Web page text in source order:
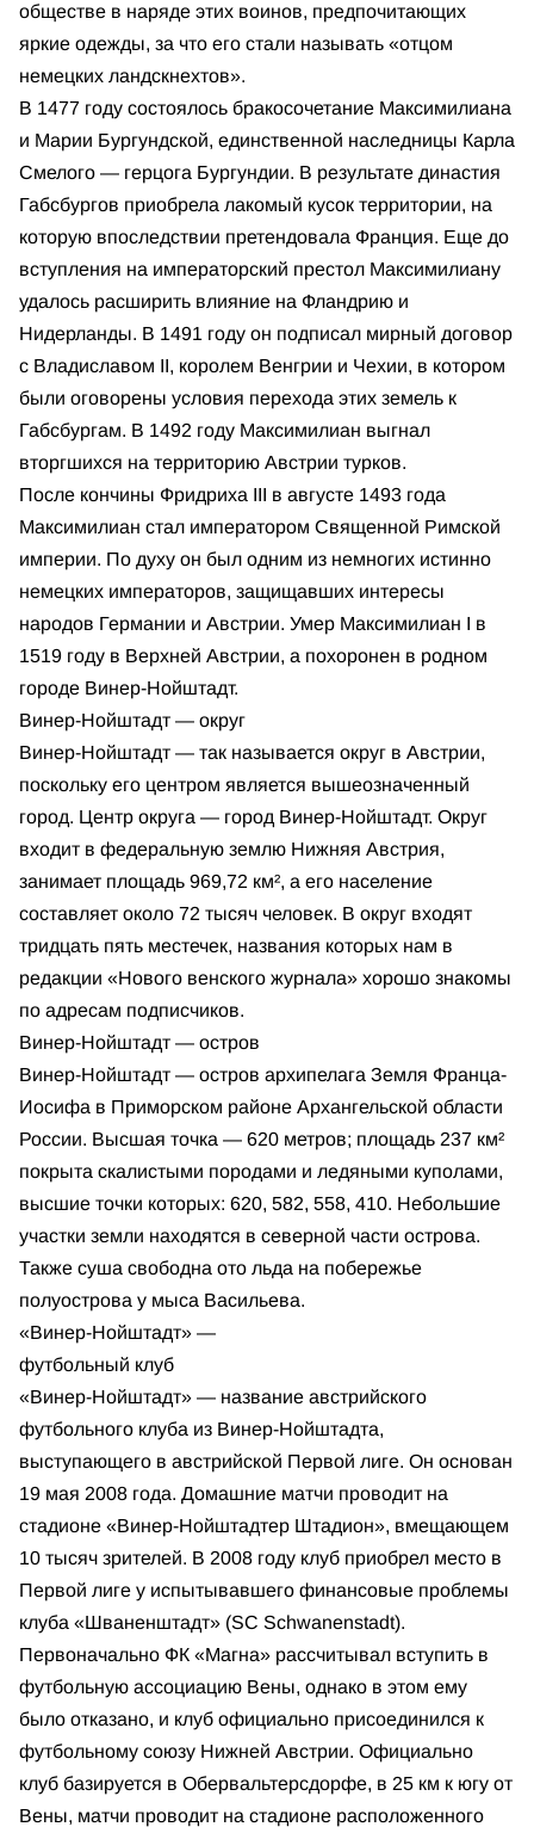
обществе в наряде этих воинов, предпочитающих
яркие одежды, за что его стали называть «отцом
немецких ландскнехтов».
В 1477 году состоялось бракосочетание Максимилиана
и Марии Бургундской, единственной наследницы Карла
Смелого — герцога Бургундии. В результате династия
Габсбургов приобрела лакомый кусок территории, на
которую впоследствии претендовала Франция. Еще до
вступления на императорский престол Максимилиану
удалось расширить влияние на Фландрию и
Нидерланды. В 1491 году он подписал мирный договор
с Владиславом II, королем Венгрии и Чехии, в котором
были оговорены условия перехода этих земель к
Габсбургам. В 1492 году Максимилиан выгнал
вторгшихся на территорию Австрии турков.
После кончины Фридриха III в августе 1493 года
Максимилиан стал императором Священной Римской
империи. По духу он был одним из немногих истинно
немецких императоров, защищавших интересы
народов Германии и Австрии. Умер Максимилиан I в
1519 году в Верхней Австрии, а похоронен в родном
городе Винер-Нойштадт.
Винер-Нойштадт — округ
Винер-Нойштадт — так называется округ в Австрии,
поскольку его центром является вышеозначенный
город. Центр округа — город Винер-Нойштадт. Округ
входит в федеральную землю Нижняя Австрия,
занимает площадь 969,72 км², а его население
составляет около 72 тысяч человек. В округ входят
тридцать пять местечек, названия которых нам в
редакции «Нового венского журнала» хорошо знакомы
по адресам подписчиков.
Винер-Нойштадт — остров
Винер-Нойштадт — остров архипелага Земля Франца-
Иосифа в Приморском районе Архангельской области
России. Высшая точка — 620 метров; площадь 237 км²
покрыта скалистыми породами и ледяными куполами,
высшие точки которых: 620, 582, 558, 410. Небольшие
участки земли находятся в северной части острова.
Также суша свободна ото льда на побережье
полуострова у мыса Васильева.
«Винер-Нойштадт» —
футбольный клуб
«Винер-Нойштадт» — название австрийского
футбольного клуба из Винер-Нойштадта,
выступающего в австрийской Первой лиге. Он основан
19 мая 2008 года. Домашние матчи проводит на
стадионе «Винер-Нойштадтер Штадион», вмещающем
10 тысяч зрителей. В 2008 году клуб приобрел место в
Первой лиге у испытывавшего финансовые проблемы
клуба «Шваненштадт» (SC Schwanenstadt).
Первоначально ФК «Магна» рассчитывал вступить в
футбольную ассоциацию Вены, однако в этом ему
было отказано, и клуб официально присоединился к
футбольному союзу Нижней Австрии. Официально
клуб базируется в Обервальтерсдорфе, в 25 км к югу от
Вены, матчи проводит на стадионе расположенного